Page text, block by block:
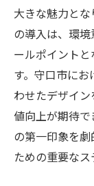
大きな魅力と
の導入は、環
ールポイント
す。守口市に
わせたデザイ
値向上が期待
の第一印象を
ための重要なス